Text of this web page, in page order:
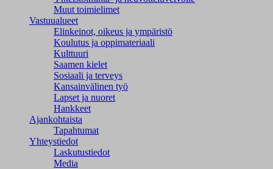
Muut toimielimet
Vastuualueet
Elinkeinot, oikeus ja ympäristö
Koulutus ja oppimateriaali
Kulttuuri
Saamen kielet
Sosiaali ja terveys
Kansainvälinen työ
Lapset ja nuoret
Hankkeet
Ajankohtaista
Tapahtumat
Yhteystiedot
Laskutustiedot
Media